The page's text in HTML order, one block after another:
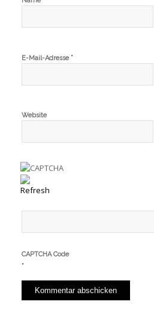
E-Mail-Adresse *
Website
CAPTCHA Code
*